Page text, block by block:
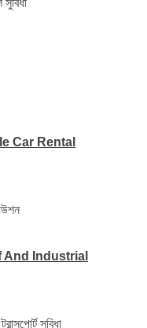
সুবিধা
Car Rental
And Industrial
সুবিধা